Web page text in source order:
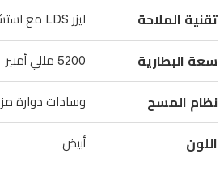
ممتد
لتنظيف
الزوايا
بفعالية.
يجمع
نظام
تقنية الملاحة ليزر LDS مع استشعار الضوء المهيكل
سعة البطارية 5200 مللي أمبير
نظام المسح وسادات دوارة
اللون أبيض